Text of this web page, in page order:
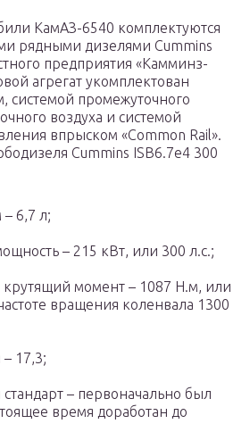
КамАЗ-6540 комплектуются
рядными дизелями Cummins
предприятия «Камминз-
агрегат укомплектован
системой промежуточного
воздуха и системой
впрыском «Common Rail».
Cummins ISB6.7e4 300
6,7 л;
– 215 кВт, или 300 л.с.;
момент – 1087 Н.м, или
вращения коленвала 1300
– 17,3;
– первоначально был
время доработан до